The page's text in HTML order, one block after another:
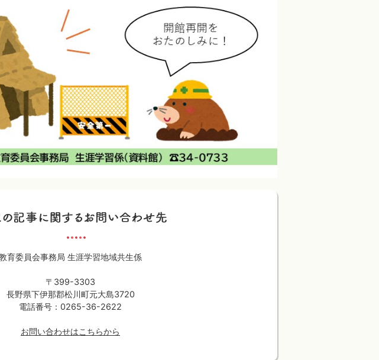
育委員会事務局 生涯学習地域共生係
〒399-3303
長野県下伊那郡松川町元大島3720
電話番号：0265-36-2622
お問い合わせはこちらから